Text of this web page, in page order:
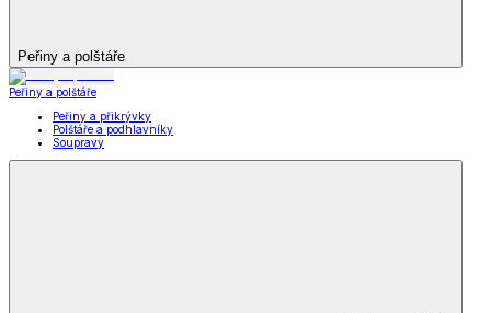
Peřiny a polštáře
Peřiny a polštáře
Peřiny a přikrývky
Polštáře a podhlavníky
Soupravy